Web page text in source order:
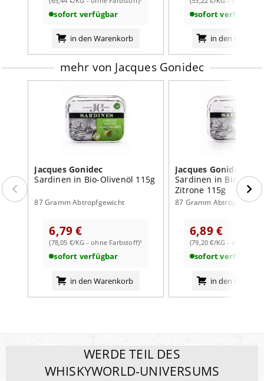
*50% landwirtschaftliche Erzeugnisse aus biologischem
sonstige Hinweise:
im Kühlschrank aufbewahren und alsbald verbrauchen.
- gesättigte Fettsäuren
3,8 g
Kohlenhydrate
4,9
- Zucker
sofort verfügbar
in den Warenkorb
sofort verfügbar
in den
mehr von Jacques Gonidec
Jacques Gonidec
Sardinen in Bio-Olivenöl 115g
87 Gramm Abtropfgewicht
6,79 €
(78,05 €/KG - ohne Farbstoff)¹
sofort verfügbar
in den Warenkorb
Jacques Gonidec
Sardinen in Bio-
Zitrone 115g
87 Gramm
6,89 €
(79,20 €/KG - ohne
sofort verfügbar
in den
WERDE TEIL DES
WHISKYWORLD-UNIVERSUMS